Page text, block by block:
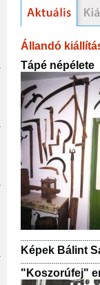
Állandó
Tápé népélete
Képek Bálint
"Koszorúfej"